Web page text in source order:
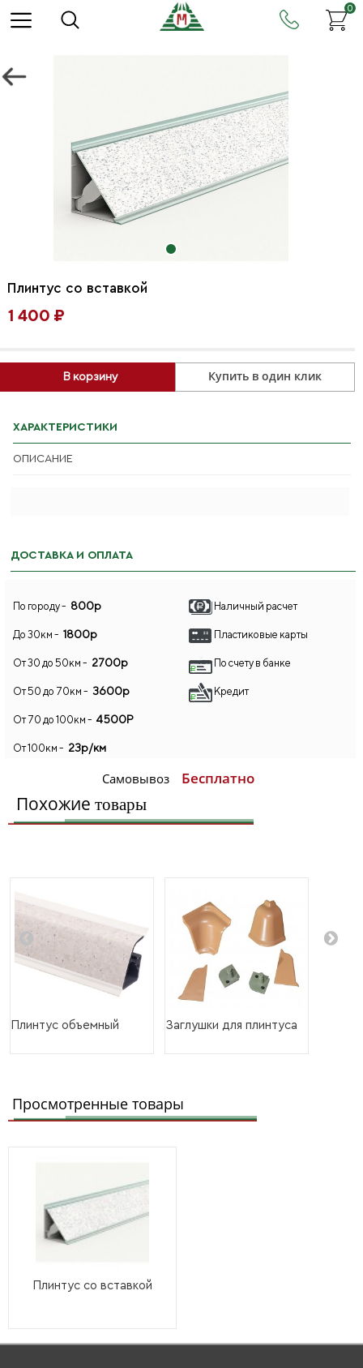
0
Плинтус со вставкой
1 400 ₽
В корзину Купить в один клик
ХАРАКТЕРИСТИКИ
ОПИСАНИЕ
ДОСТАВКА И ОПЛАТА
По городу - 800р
До 30км - 1800р
От 30 до 50км - 2700р
От 50 до 70км - 3600р
От 70 до 100км - 4500Р
От 100км - 23р/км
Самовывоз Бесплатно
Наличный расчет
Пластиковые карты
По счету в банке
Кредит
Похожие товары
Плинтус объемный Заглушки для плинтуса
Просмотренные товары
Плинтус со вставкой